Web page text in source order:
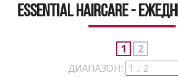
Essential Haircare -
1 2
ДИАПАЗОН: